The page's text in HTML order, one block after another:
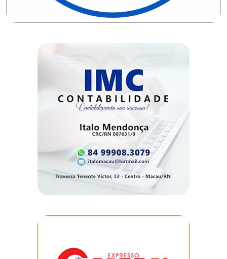
CICLISMO
COMPETIÇÃO
COMPROMISSO
CONFERÊNCIA
CONQUISTA
COPA